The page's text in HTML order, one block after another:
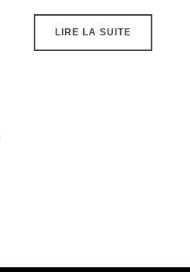
LIRE LA SUITE